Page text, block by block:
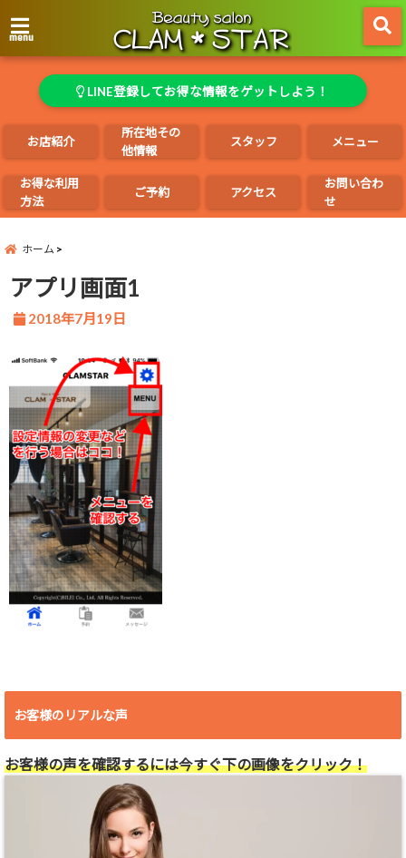
menu
LINE登録してお得な情報をゲットしよう！
お店紹介
所在地その
他情報
スタッフ メニュー
お得な利用
方法
ご予約 アクセス
お問い合わ
せ
ホーム
アプリ画面1
2018年7月19日
お客様のリアルな声
お客様の声を確認するには今すぐ下の画像をクリック！